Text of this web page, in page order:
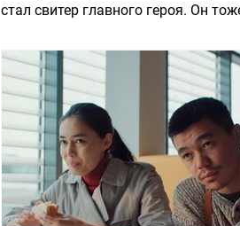
стал свитер главного героя. Он